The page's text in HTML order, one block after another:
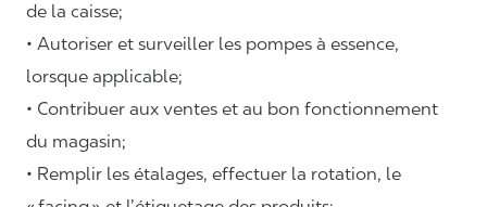
de la caisse;
• Autoriser et surveiller les pompes à essence,
lorsque applicable;
• Contribuer aux ventes et au bon fonctionnement
du magasin;
• Remplir les étalages, effectuer la rotation, le